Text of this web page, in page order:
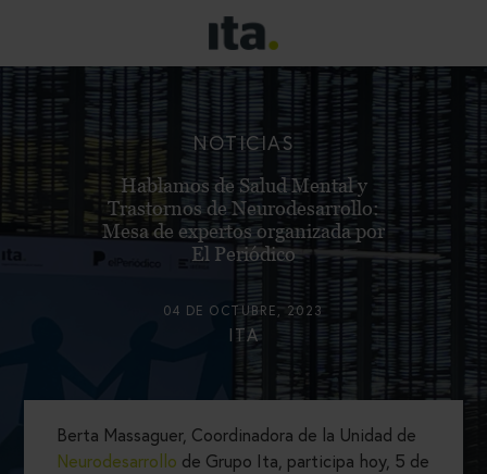
NOTICIAS
Hablamos de Salud Mental y
Trastornos de Neurodesarrollo:
Mesa de expertos organizada por
El Periódico
04 DE OCTUBRE, 2023
ITA
Berta Massaguer, Coordinadora de la Unidad de
Neurodesarrollo de Grupo Ita, participa hoy, 5 de